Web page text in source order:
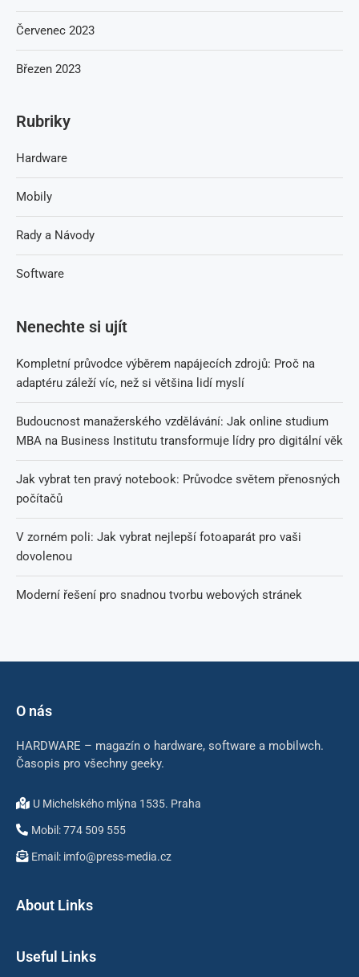
Nenechte si ujít
Kompletní průvodce výběrem napájecích zdrojů: Proč na
adaptéru záleží víc, než si většina lidí myslí
Budoucnost manažerského vzdělávání: Jak online studium
MBA na Business Institutu transformuje lídry pro digitální věk
Jak vybrat ten pravý notebook: Průvodce světem přenosných
počítačů
V zorném poli: Jak vybrat nejlepší fotoaparát pro vaši
dovolenou
Moderní řešení pro snadnou tvorbu webových stránek
Červenec 2023
Březen 2023
Rubriky
Hardware
Mobily
Rady a Návody
Software
O nás
HARDWARE – magazín o hardware, software a mobilwch.
Časopis pro všechny geeky.
U Michelského mlýna 1535. Praha
Mobil: 774 509 555
Email: imfo@press-media.cz
About Links
Useful Links